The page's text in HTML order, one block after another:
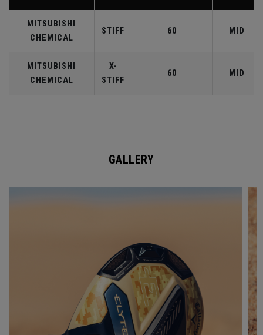
MITSUBISHI
CHEMICAL
STIFF 60 MID
MITSUBISHI
CHEMICAL
X-
STIFF
60 MID
GALLERY